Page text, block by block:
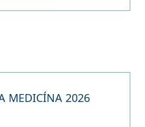
MEDICÍNA 2026